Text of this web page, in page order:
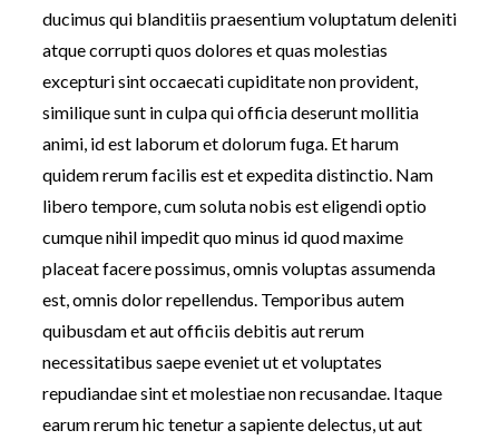
ducimus qui blanditiis praesentium voluptatum deleniti
atque corrupti quos dolores et quas molestias
excepturi sint occaecati cupiditate non provident,
similique sunt in culpa qui officia deserunt mollitia
animi, id est laborum et dolorum fuga. Et harum
quidem rerum facilis est et expedita distinctio. Nam
libero tempore, cum soluta nobis est eligendi optio
cumque nihil impedit quo minus id quod maxime
placeat facere possimus, omnis voluptas assumenda
est, omnis dolor repellendus. Temporibus autem
quibusdam et aut officiis debitis aut rerum
necessitatibus saepe eveniet ut et voluptates
repudiandae sint et molestiae non recusandae. Itaque
earum rerum hic tenetur a sapiente delectus, ut aut